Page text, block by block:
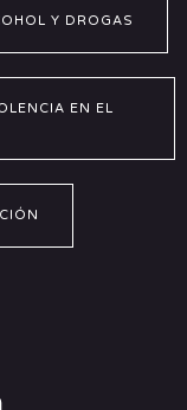
Y DROGAS
EN EL